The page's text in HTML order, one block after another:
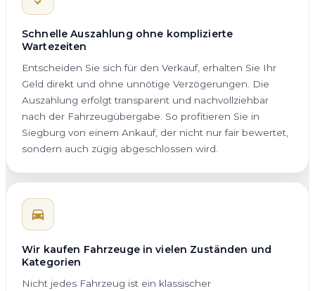
Schnelle Auszahlung ohne komplizierte
Wartezeiten
Entscheiden Sie sich für den Verkauf, erhalten Sie Ihr
Geld direkt und ohne unnötige Verzögerungen. Die
Auszahlung erfolgt transparent und nachvollziehbar
nach der Fahrzeugübergabe. So profitieren Sie in
Siegburg von einem Ankauf, der nicht nur fair bewertet,
sondern auch zügig abgeschlossen wird.
Wir kaufen Fahrzeuge in vielen Zuständen und
Kategorien
Nicht jedes Fahrzeug ist ein klassischer